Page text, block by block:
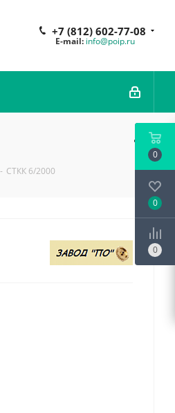
+7 (812) 602-77-08
E-mail: info@poip.ru
- СТКК 6/2000
0
0
0